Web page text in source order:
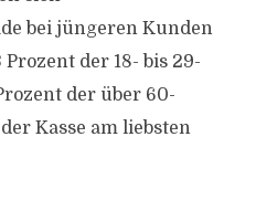
bei jüngeren Kunden
der 18- bis 29-
der über 60-
Kasse am liebsten